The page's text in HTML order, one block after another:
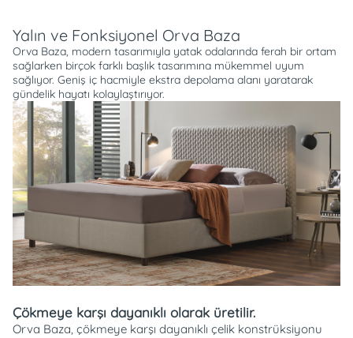
Yalın ve Fonksiyonel Orva Baza
Orva Baza, modern tasarımıyla yatak odalarında ferah bir ortam
sağlarken birçok farklı başlık tasarımına mükemmel uyum
sağlıyor. Geniş iç hacmiyle ekstra depolama alanı yaratarak
gündelik hayatı kolaylaştırıyor.
Çökmeye karşı dayanıklı olarak üretilir.
Orva Baza, çökmeye karşı dayanıklı çelik konstrüksiyonu